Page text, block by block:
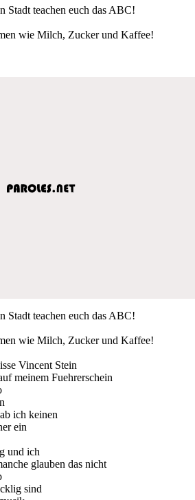
Stadt teachen euch das ABC!
wie Milch, Zucker und Kaffee!
Stadt teachen euch das ABC!
wie Milch, Zucker und Kaffee!
Vincent Stein
meinem Fuehrerschein
ich keinen
ein
und ich
glauben das nicht
sind